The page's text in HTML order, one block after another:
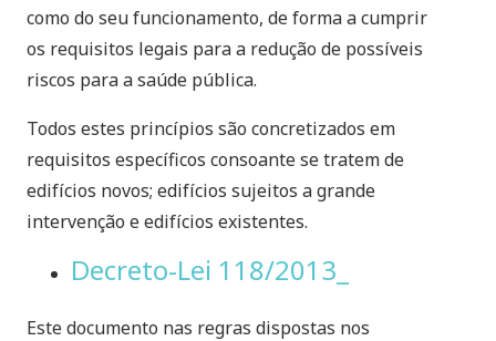
como do seu funcionamento, de forma a cumprir
os requisitos legais para a redução de possíveis
riscos para a saúde pública.
Todos estes princípios são concretizados em
requisitos específicos consoante se tratem de
edifícios novos; edifícios sujeitos a grande
intervenção e edifícios existentes.
Decreto-Lei 118/2013_
Este documento nas regras dispostas nos